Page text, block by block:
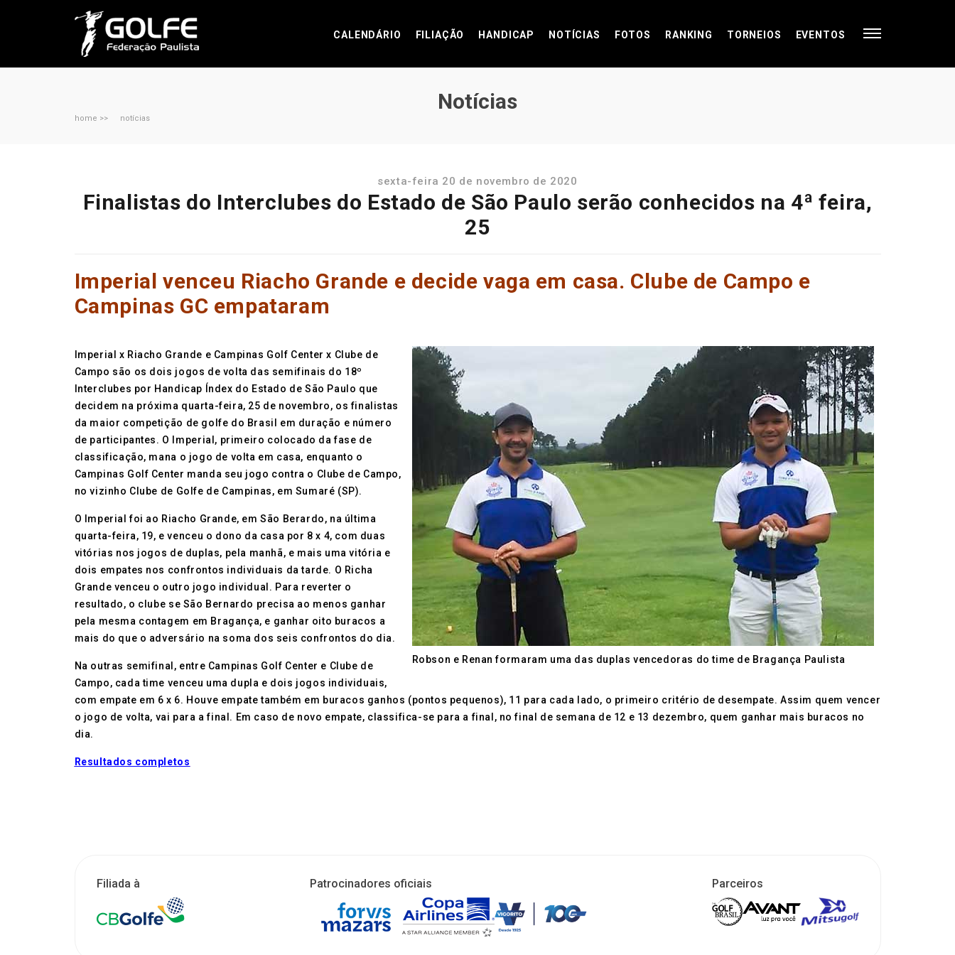
CALENDÁRIO FILIAÇÃO HANDICAP NOTÍCIAS FOTOS RANKING TORNEIOS EVENTOS
Notícias
home >> notícias
sexta-feira 20 de novembro de 2020
Finalistas do Interclubes do Estado de São Paulo serão conhecidos na 4ª feira,
25
Imperial venceu Riacho Grande e decide vaga em casa. Clube de Campo e
Campinas GC empataram
Robson e Renan formaram uma das duplas vencedoras do time de Bragança Paulista
Imperial x Riacho Grande e Campinas Golf Center x Clube de
Campo são os dois jogos de volta das semifinais do 18º
Interclubes por Handicap Índex do Estado de São Paulo que
decidem na próxima quarta-feira, 25 de novembro, os finalistas
da maior competição de golfe do Brasil em duração e número
de participantes. O Imperial, primeiro colocado da fase de
classificação, mana o jogo de volta em casa, enquanto o
Campinas Golf Center manda seu jogo contra o Clube de Campo,
no vizinho Clube de Golfe de Campinas, em Sumaré (SP).
O Imperial foi ao Riacho Grande, em São Berardo, na última
quarta-feira, 19, e venceu o dono da casa por 8 x 4, com duas
vitórias nos jogos de duplas, pela manhã, e mais uma vitória e
dois empates nos confrontos individuais da tarde. O Richa
Grande venceu o outro jogo individual. Para reverter o
resultado, o clube se São Bernardo precisa ao menos ganhar
pela mesma contagem em Bragança, e ganhar oito buracos a
mais do que o adversário na soma dos seis confrontos do dia.
Na outras semifinal, entre Campinas Golf Center e Clube de
Campo, cada time venceu uma dupla e dois jogos individuais,
com empate em 6 x 6. Houve empate também em buracos ganhos (pontos pequenos), 11 para cada lado, o primeiro critério de desempate. Assim quem vencer
o jogo de volta, vai para a final. Em caso de novo empate, classifica-se para a final, no final de semana de 12 e 13 dezembro, quem ganhar mais buracos no
dia.
Resultados completos
Filiada à Patrocinadores oficiais Parceiros